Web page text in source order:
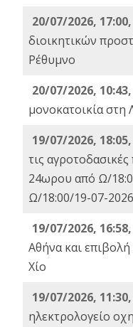
20/07/2026,
διοικητικών
Ρέθυμνο
20/07/2026,
μονοκατοικία στη
19/07/2026,
τις
24ωρου από Ω/
Ω/18:00/19-07-2026
19/07/2026,
Αθήνα και
Χίο
19/07/2026,
ηλεκτρολογείο